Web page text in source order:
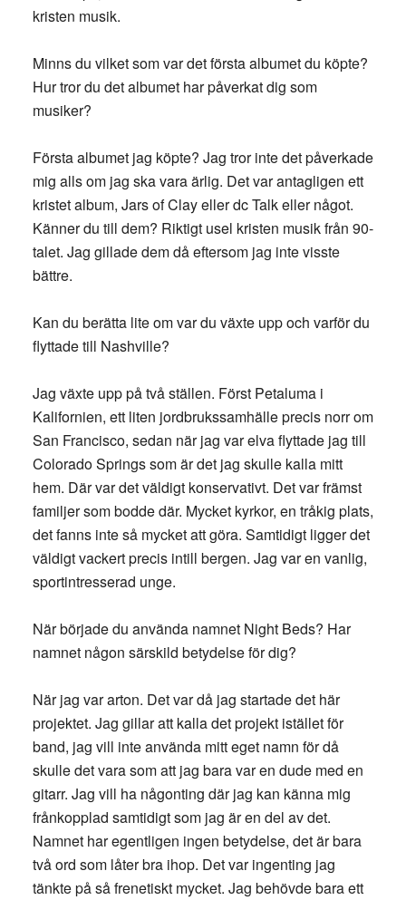
kristen musik.
Minns du vilket som var det första albumet du köpte?
Hur tror du det albumet har påverkat dig som
musiker?
Första albumet jag köpte? Jag tror inte det påverkade
mig alls om jag ska vara ärlig. Det var antagligen ett
kristet album, Jars of Clay eller dc Talk eller något.
Känner du till dem? Riktigt usel kristen musik från 90-
talet. Jag gillade dem då eftersom jag inte visste
bättre.
Kan du berätta lite om var du växte upp och varför du
flyttade till Nashville?
Jag växte upp på två ställen. Först Petaluma i
Kalifornien, ett liten jordbrukssamhälle precis norr om
San Francisco, sedan när jag var elva flyttade jag till
Colorado Springs som är det jag skulle kalla mitt
hem. Där var det väldigt konservativt. Det var främst
familjer som bodde där. Mycket kyrkor, en tråkig plats,
det fanns inte så mycket att göra. Samtidigt ligger det
väldigt vackert precis intill bergen. Jag var en vanlig,
sportintresserad unge.
När började du använda namnet Night Beds? Har
namnet någon särskild betydelse för dig?
När jag var arton. Det var då jag startade det här
projektet. Jag gillar att kalla det projekt istället för
band, jag vill inte använda mitt eget namn för då
skulle det vara som att jag bara var en dude med en
gitarr. Jag vill ha någonting där jag kan känna mig
frånkopplad samtidigt som jag är en del av det.
Namnet har egentligen ingen betydelse, det är bara
två ord som låter bra ihop. Det var ingenting jag
tänkte på så frenetiskt mycket. Jag behövde bara ett